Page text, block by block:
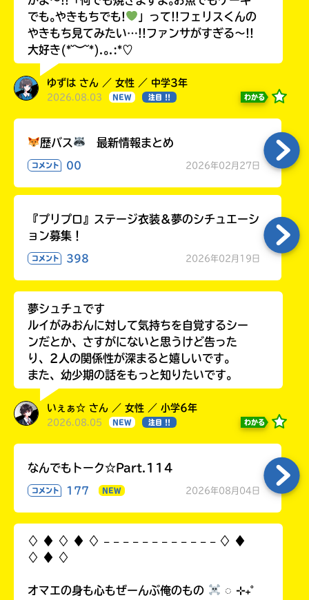
でも｡やきもちでも!
」って!!フェリスくんの
やきもち見てみたい…!!ファンサがすぎる〜!!
大好き(*˘︶˘*).｡.:*♡
ゆずは さん ／ 女性 ／ 中学3年
2026.08.03 NEW 注目 !! わかる
歴バス 最新情報まとめ
コメント 00 2026年02月27日
『プリプロ』ステージ衣装＆夢のシチュエーシ
ョン募集！
コメント 398 2026年02月19日
夢シュチュです
ルイがみおんに対して気持ちを自覚するシー
ンだとか、さすがにないと思うけど告った
り、2人の関係性が深まると嬉しいです。
また、幼少期の話をもっと知りたいです。
いぇぁ☆ さん ／ 女性 ／ 小学6年
2026.08.05 NEW 注目 !! わかる
なんでもトーク☆Part.114
コメント 177 NEW 2026年08月04日
♢ ♦︎ ♢ ♦︎ ♢ 𓐄 𓐄 𓐄 𓐄 𓐄 𓐄 𓐄 𓐄 𓐄 𓐄 𓐄 𓐄 ♢ ♦︎
♢ ♦︎ ♢
オマエの身も心もぜーんぶ俺のもの
◌ ⊹₊˚